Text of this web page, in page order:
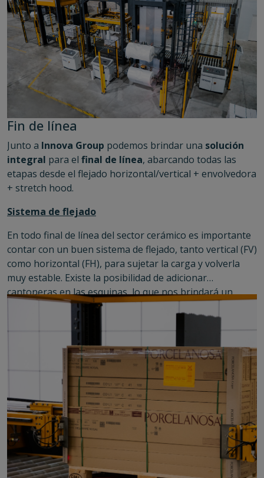
Fin de línea
Junto a Innova Group podemos brindar una solución
integral para el final de línea, abarcando todas las
etapas desde el flejado horizontal/vertical + envolvedora
+ stretch hood.
Sistema de flejado
En todo final de línea del sector cerámico es importante
contar con un buen sistema de flejado, tanto vertical (FV)
como horizontal (FH), para sujetar la carga y volverla
muy estable. Existe la posibilidad de adicionar
cantoneras en las esquinas, lo que nos brindará un
pallet mucho más prolijo y con menos posibilidad de
rotura de film en dichas partes.